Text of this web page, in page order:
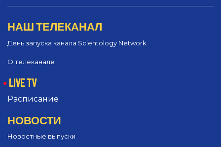
НАШ ТЕЛЕКАНАЛ
День запуска канала Scientology Network
О телеканале
LIVE TV
Расписание
НОВОСТИ
Новостные выпуски